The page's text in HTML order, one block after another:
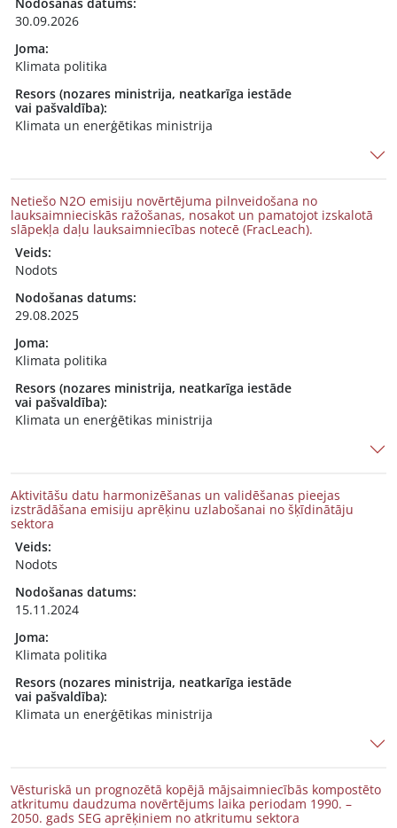
30.09.2026
Joma:
Klimata politika
Resors (nozares ministrija, neatkarīga iestāde
vai pašvaldība):
Klimata un enerģētikas ministrija
Netiešo N2O emisiju novērtējuma pilnveidošana no
lauksaimnieciskās ražošanas, nosakot un pamatojot izskalotā
slāpekļa daļu lauksaimniecības notecē (FracLeach).
Veids:
Nodots
Nodošanas datums:
29.08.2025
Joma:
Klimata politika
Resors (nozares ministrija, neatkarīga iestāde
vai pašvaldība):
Klimata un enerģētikas ministrija
Aktivitāšu datu harmonizēšanas un validēšanas pieejas
izstrādāšana emisiju aprēķinu uzlabošanai no šķīdinātāju
sektora
Veids:
Nodots
Nodošanas datums:
15.11.2024
Joma:
Klimata politika
Resors (nozares ministrija, neatkarīga iestāde
vai pašvaldība):
Klimata un enerģētikas ministrija
Vēsturiskā un prognozētā kopējā mājsaimniecībās kompostēto
atkritumu daudzuma novērtējums laika periodam 1990. –
2050. gads SEG aprēķiniem no atkritumu sektora